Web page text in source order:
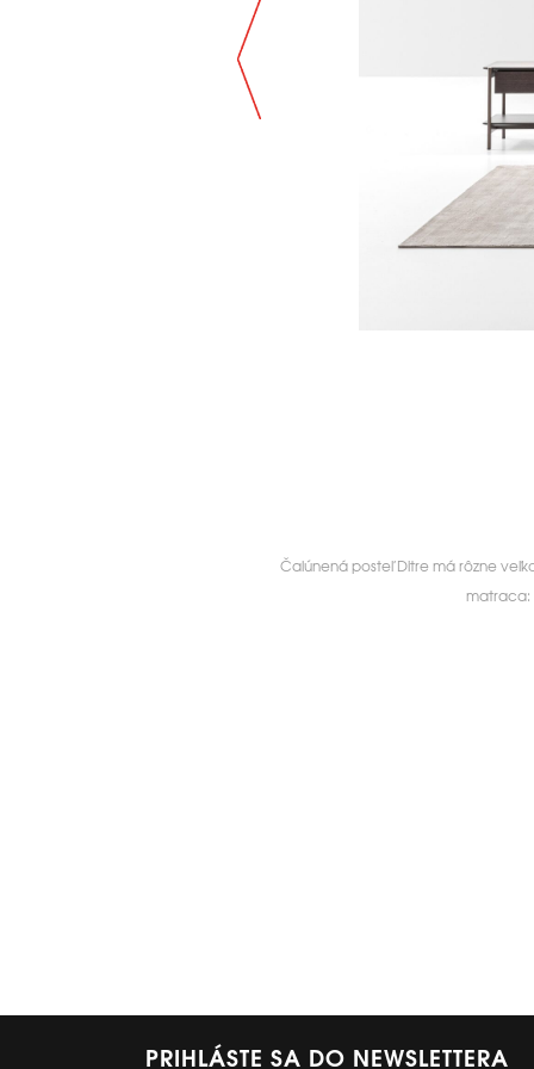
Čalúnená posteľ Ditre má rôzne
matraca:
PRIHLÁSTE SA DO NEWSLETTERA